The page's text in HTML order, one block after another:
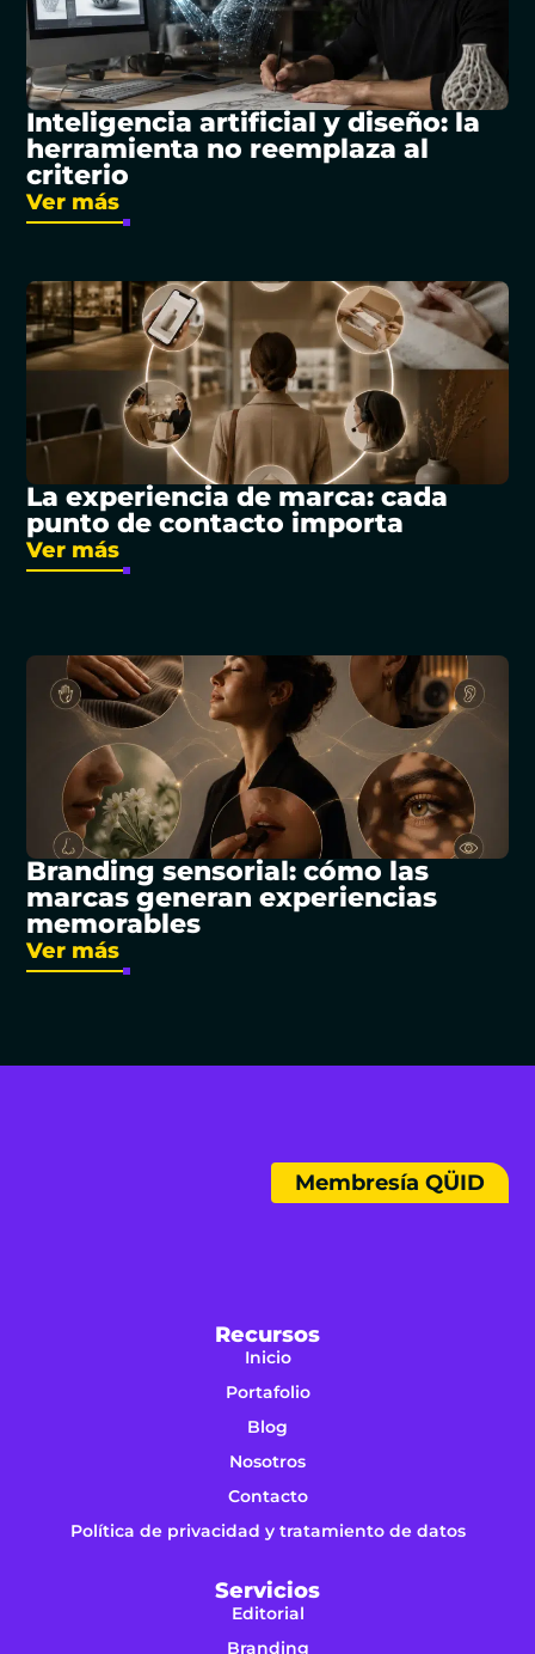
Inteligencia artificial y diseño: la
herramienta no reemplaza al
criterio
Ver más
La experiencia de marca: cada
punto de contacto importa
Ver más
Branding sensorial: cómo las
marcas generan experiencias
memorables
Ver más
Recursos
Inicio
Portafolio
Blog
Nosotros
Contacto
Política de privacidad y tratamiento de datos
Servicios
Editorial
Branding
Membresía QÜID